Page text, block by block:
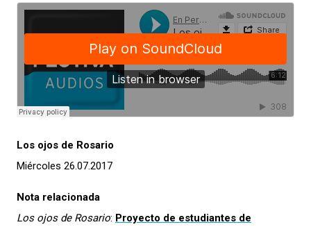
Los ojos de Rosario
Miércoles 26.07.2017
Nota relacionada
Los ojos de Rosario: Proyecto de estudiantes de